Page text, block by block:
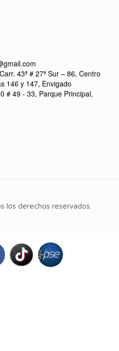
Carr. 43ª # 27ª Sur – 86, Centro
146 y 147, Envigado
# 49 - 33, Parque Principal,
los derechos reservados.